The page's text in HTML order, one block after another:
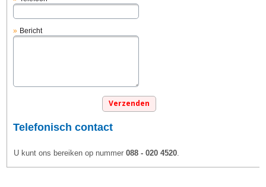
Bericht
Telefonisch contact
U kunt ons bereiken op nummer088 - 020 4520